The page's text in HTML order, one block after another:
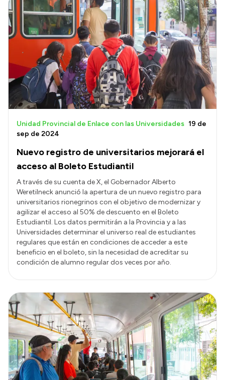
Nuevo registro de universitarios mejorará el
acceso al Boleto Estudiantil
Unidad Provincial de Enlace con las Universidades 19 de
sep de 2024
A través de su cuenta de X, el Gobernador Alberto
Weretilneck anunció la apertura de un nuevo registro para
universitarios rionegrinos con el objetivo de modernizar y
agilizar el acceso al 50% de descuento en el Boleto
Estudiantil. Los datos permitirán a la Provincia y a las
Universidades determinar el universo real de estudiantes
regulares que están en condiciones de acceder a este
beneficio en el boleto, sin la necesidad de acreditar su
condición de alumno regular dos veces por año.